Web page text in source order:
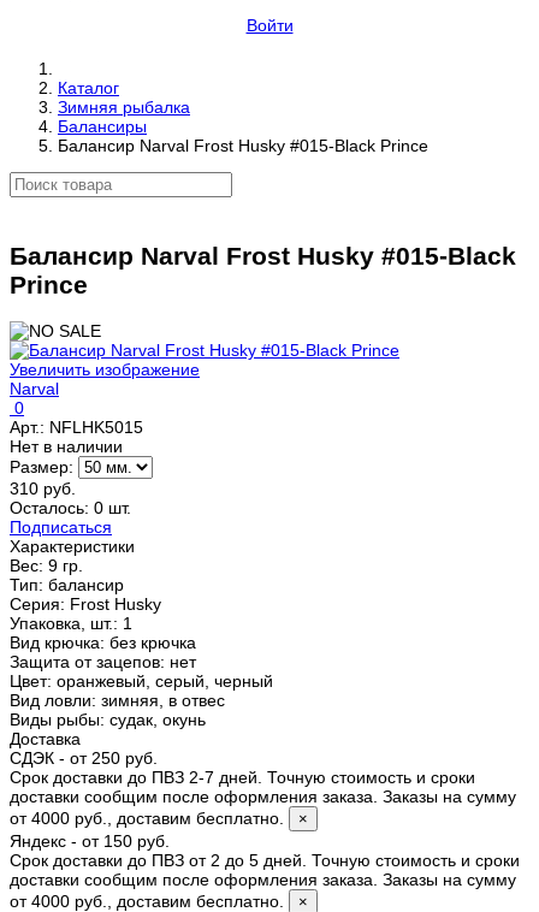
Войти
Каталог
Зимняя рыбалка
Балансиры
Балансир Narval Frost Husky #015-Black Prince
Балансир Narval Frost Husky #015-Black
Prince
Увеличить изображение
Narval
0
Арт.: NFLHK5015
Нет в наличии
Размер:
310 руб.
Осталось: 0 шт.
Подписаться
Характеристики
Вес: 9 гр.
Тип: балансир
Серия: Frost Husky
Упаковка, шт.: 1
Вид крючка: без крючка
Защита от зацепов: нет
Цвет: оранжевый, серый, черный
Вид ловли: зимняя, в отвес
Виды рыбы: судак, окунь
Доставка
СДЭК - от 250 руб.
Срок доставки до ПВЗ 2-7 дней. Точную стоимость и сроки
доставки сообщим после оформления заказа. Заказы на сумму
от 4000 руб., доставим бесплатно.
×
Яндекс - от 150 руб.
Срок доставки до ПВЗ от 2 до 5 дней. Точную стоимость и сроки
доставки сообщим после оформления заказа. Заказы на сумму
от 4000 руб., доставим бесплатно.
×